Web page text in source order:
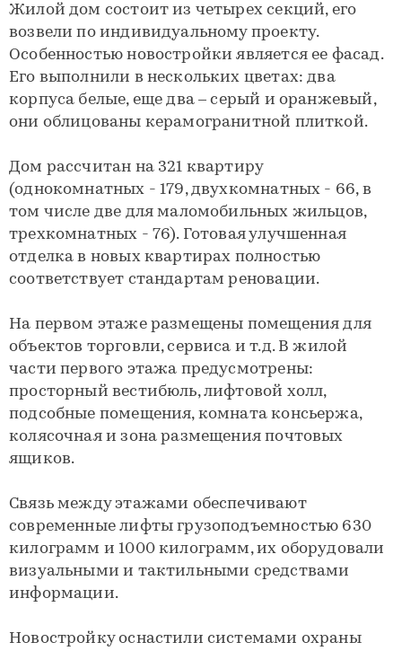
Жилой дом состоит из четырех секций, его
возвели по индивидуальному проекту.
Особенностью новостройки является ее фасад.
Его выполнили в нескольких цветах: два
корпуса белые, еще два – серый и оранжевый,
они облицованы керамогранитной плиткой.
Дом рассчитан на 321 квартиру
(однокомнатных - 179, двухкомнатных - 66, в
том числе две для маломобильных жильцов,
трехкомнатных - 76). Готовая улучшенная
отделка в новых квартирах полностью
соответствует стандартам реновации.
На первом этаже размещены помещения для
объектов торговли, сервиса и т.д. В жилой
части первого этажа предусмотрены:
просторный вестибюль, лифтовой холл,
подсобные помещения, комната консьержа,
колясочная и зона размещения почтовых
ящиков.
Связь между этажами обеспечивают
современные лифты грузоподъемностью 630
килограмм и 1000 килограмм, их оборудовали
визуальными и тактильными средствами
информации.
Новостройку оснастили системами охраны